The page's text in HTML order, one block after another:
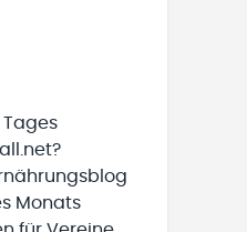
Tages
Monats